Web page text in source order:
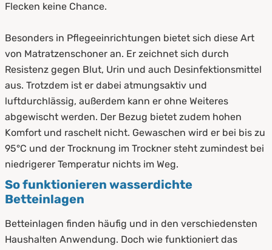
Flecken keine Chance.
Besonders in Pflegeeinrichtungen bietet sich diese Art
von Matratzenschoner an. Er zeichnet sich durch
Resistenz gegen Blut, Urin und auch Desinfektionsmittel
aus. Trotzdem ist er dabei atmungsaktiv und
luftdurchlässig, außerdem kann er ohne Weiteres
abgewischt werden. Der Bezug bietet zudem hohen
Komfort und raschelt nicht. Gewaschen wird er bei bis zu
95°C und der Trocknung im Trockner steht zumindest bei
niedrigerer Temperatur nichts im Weg.
So funktionieren wasserdichte
Betteinlagen
Betteinlagen finden häufig und in den verschiedensten
Haushalten Anwendung. Doch wie funktioniert das